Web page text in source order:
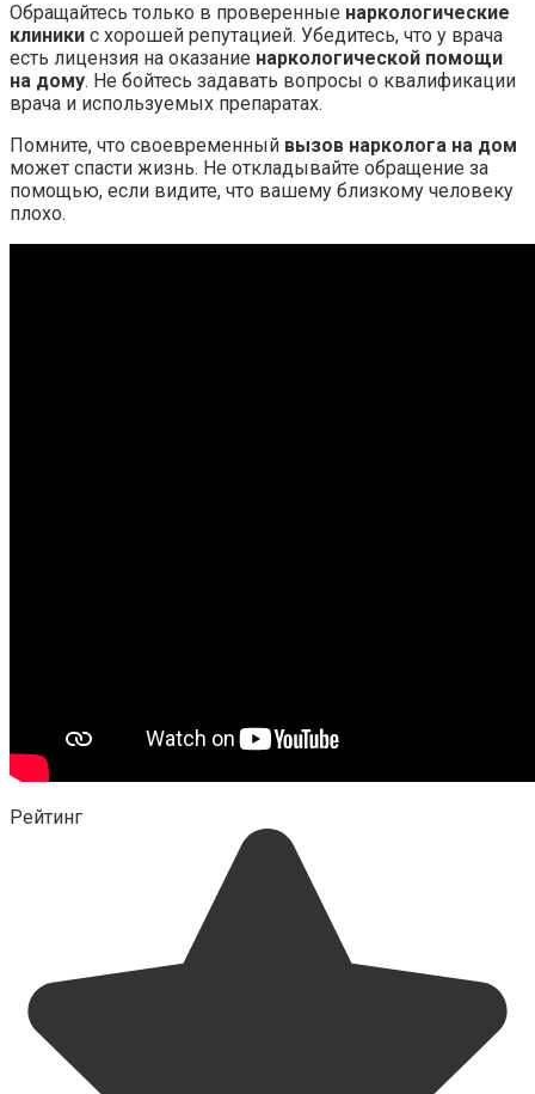
Обращайтесь только в проверенные наркологические
клиники с хорошей репутацией. Убедитесь, что у врача
есть лицензия на оказание наркологической помощи
на дому. Не бойтесь задавать вопросы о квалификации
врача и используемых препаратах.
Помните, что своевременный вызов нарколога на дом
может спасти жизнь. Не откладывайте обращение за
помощью, если видите, что вашему близкому человеку
плохо.
Рейтинг